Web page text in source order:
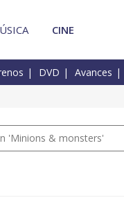
CINE
DVD Avances
'Minions & monsters'